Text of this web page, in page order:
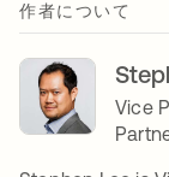
作者について
Vice